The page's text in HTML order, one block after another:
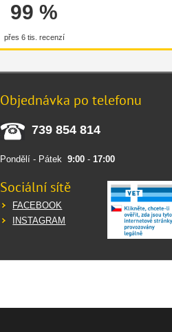
99 %
přes 6 tis. recenzí
Objednávka po telefonu
739 854 814
Pondělí - Pátek9:00 -17:00
Sociální sítě
FACEBOOK
INSTAGRAM